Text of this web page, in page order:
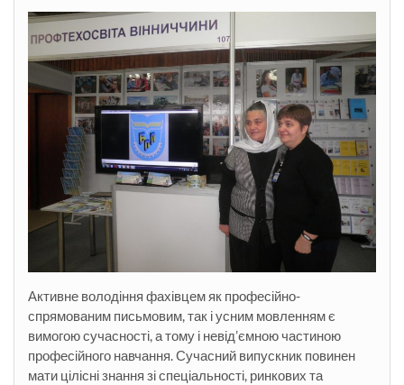
Активне володіння фахівцем як професійно-
спрямованим письмовим, так і усним мовленням є
вимогою сучасності, а тому і невід’ємною частиною
професійного навчання. Сучасний випускник повинен
мати цілісні знання зі спеціальності, ринкових та